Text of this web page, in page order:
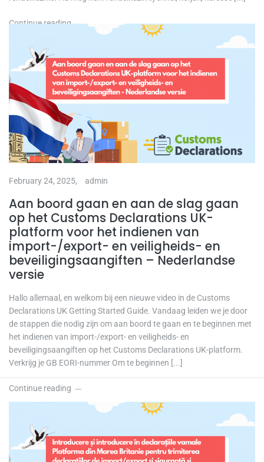
Continue reading
February 24, 2025, admin
Aan boord gaan en aan de slag gaan
op het Customs Declarations UK-
platform voor het indienen van
import-/export- en veiligheids- en
beveiligingsaangiften – Nederlandse
versie
Hallo allemaal, en welkom bij een nieuwe video in de Customs
Declarations UK Getting Started Guide. Vandaag leiden we je door
de stappen die nodig zijn om aan boord te gaan en te beginnen met
het indienen van import-/export- en veiligheids- en
beveiligingsaangiften op het Customs Declarations UK-platform.
Verkrijg je GB EORI-nummer Om te beginnen [...]
Continue reading